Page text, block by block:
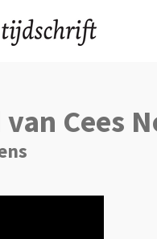
Cees